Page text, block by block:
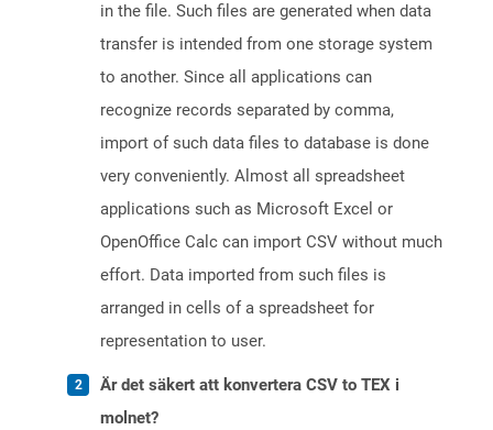
in the file. Such files are generated when data
transfer is intended from one storage system
to another. Since all applications can
recognize records separated by comma,
import of such data files to database is done
very conveniently. Almost all spreadsheet
applications such as Microsoft Excel or
OpenOffice Calc can import CSV without much
effort. Data imported from such files is
arranged in cells of a spreadsheet for
representation to user.
Är det säkert att konvertera CSV to TEX i
molnet?